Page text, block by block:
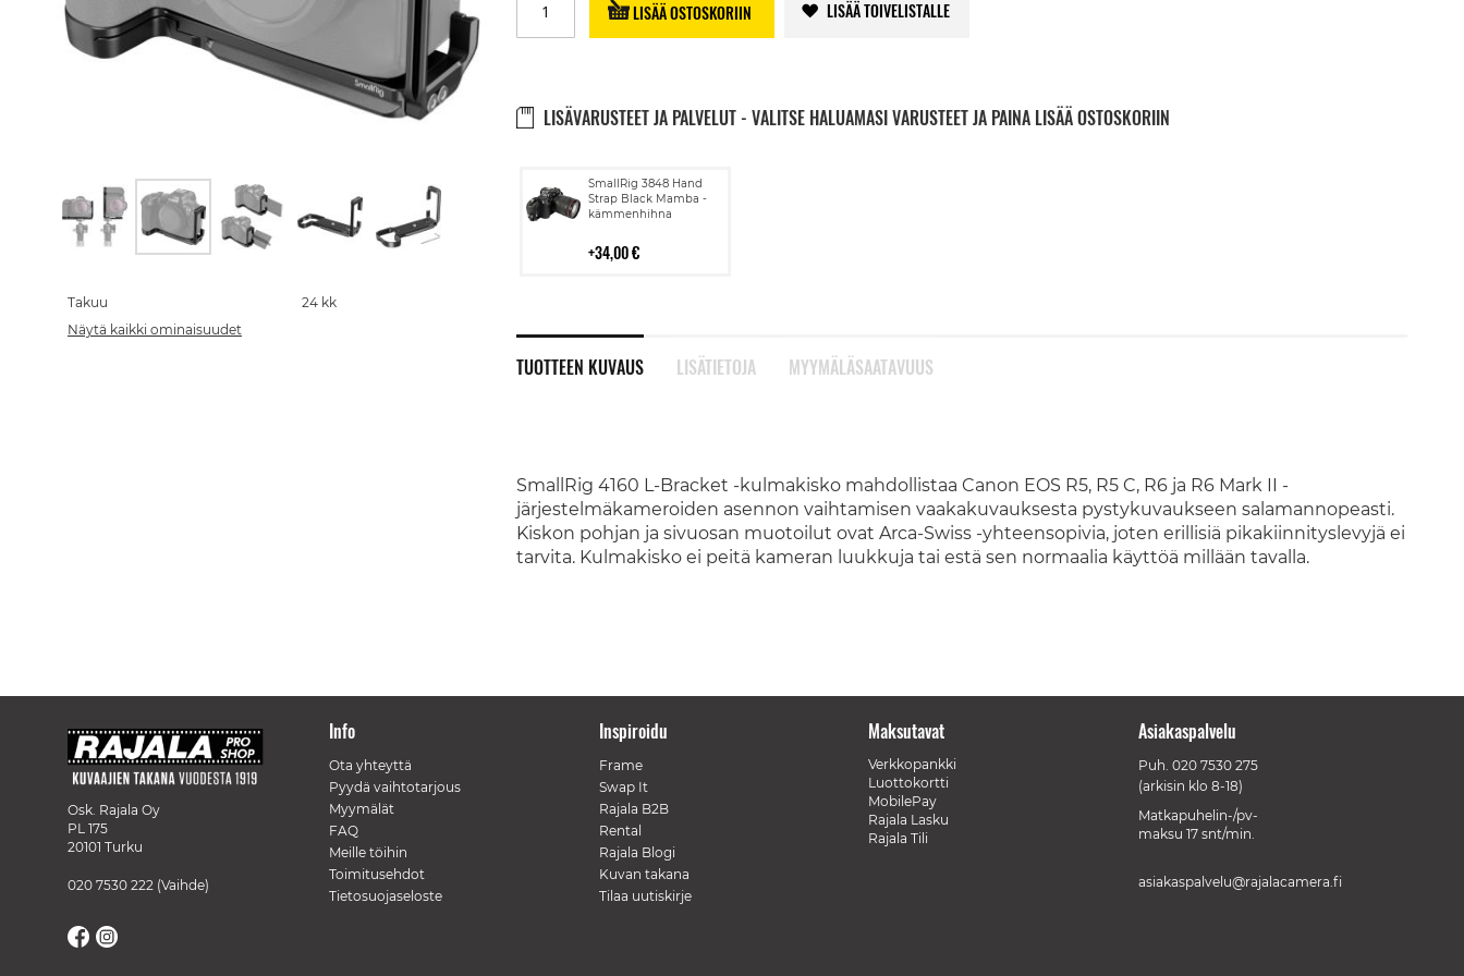
LISÄÄ OSTOSKORIIN LISÄÄ TOIVELISTALLE
LISÄVARUSTEET JA PALVELUT - VALITSE HALUAMASI VARUSTEET JA PAINA LISÄÄ OSTOSKORIIN
SmallRig 3848 Hand
Strap Black Mamba -
kämmenhihna
34,00 €
Lisää
ostoskoriin
TUOTTEEN KUVAUS
SmallRig 4160 L-Bracket -kulmakisko mahdollistaa Canon EOS R5, R5 C, R6 ja R6 Mark II -
järjestelmäkameroiden asennon vaihtamisen vaakakuvauksesta pystykuvaukseen salamannopeasti.
Kiskon pohjan ja sivuosan muotoilut ovat Arca-Swiss -yhteensopivia, joten erillisiä pikakiinnityslevyjä ei
tarvita. Kulmakisko ei peitä kameran luukkuja tai estä sen normaalia käyttöä millään tavalla.
LISÄTIETOJA MYYMÄLÄSAATAVUUS
the
beginning
of
Takuu
24 kk
Näytä kaikki ominaisuudet
Osk. Rajala Oy
PL 175
20101 Turku
020 7530 222 (Vaihde)
Info
Ota yhteyttä
Pyydä vaihtotarjous
Myymälät
FAQ
Meille töihin
Toimitusehdot
Tietosuojaseloste
Inspiroidu
Frame
Swap It
Rajala B2B
Rental
Rajala Blogi
Kuvan takana
Tilaa uutiskirje
Maksutavat
Verkkopankki
Luottokortti
MobilePay
Rajala Lasku
Rajala Tili
Asiakaspalvelu
Puh. 020 7530 275
(arkisin klo 8-18)
Matkapuhelin-/pv-
maksu 17 snt/min.
asiakaspalvelu@rajalacamera.fi